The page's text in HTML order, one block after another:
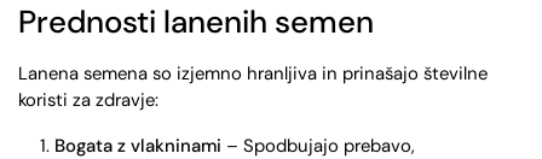
Prednosti lanenih semen
Lanena semena so izjemno hranljiva in prinašajo številne
koristi za zdravje:
Bogata z vlakninami – Spodbujajo prebavo,